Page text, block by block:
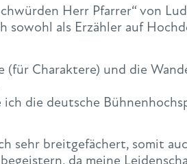
Herr Pfarrer“ von
als Erzähler auf
Charaktere) und die
die deutsche
sehr breitgefächert, somit
da meine